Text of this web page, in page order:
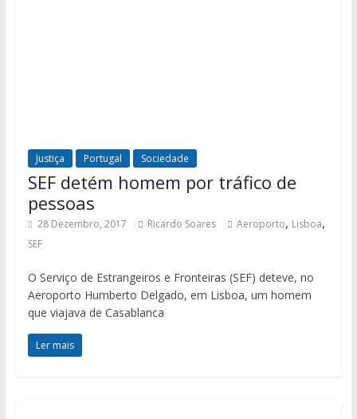
Justiça Portugal Sociedade
SEF detém homem por tráfico de
pessoas
28 Dezembro, 2017 Ricardo Soares Aeroporto, Lisboa,
SEF
O Serviço de Estrangeiros e Fronteiras (SEF) deteve, no
Aeroporto Humberto Delgado, em Lisboa, um homem
que viajava de Casablanca
Ler mais